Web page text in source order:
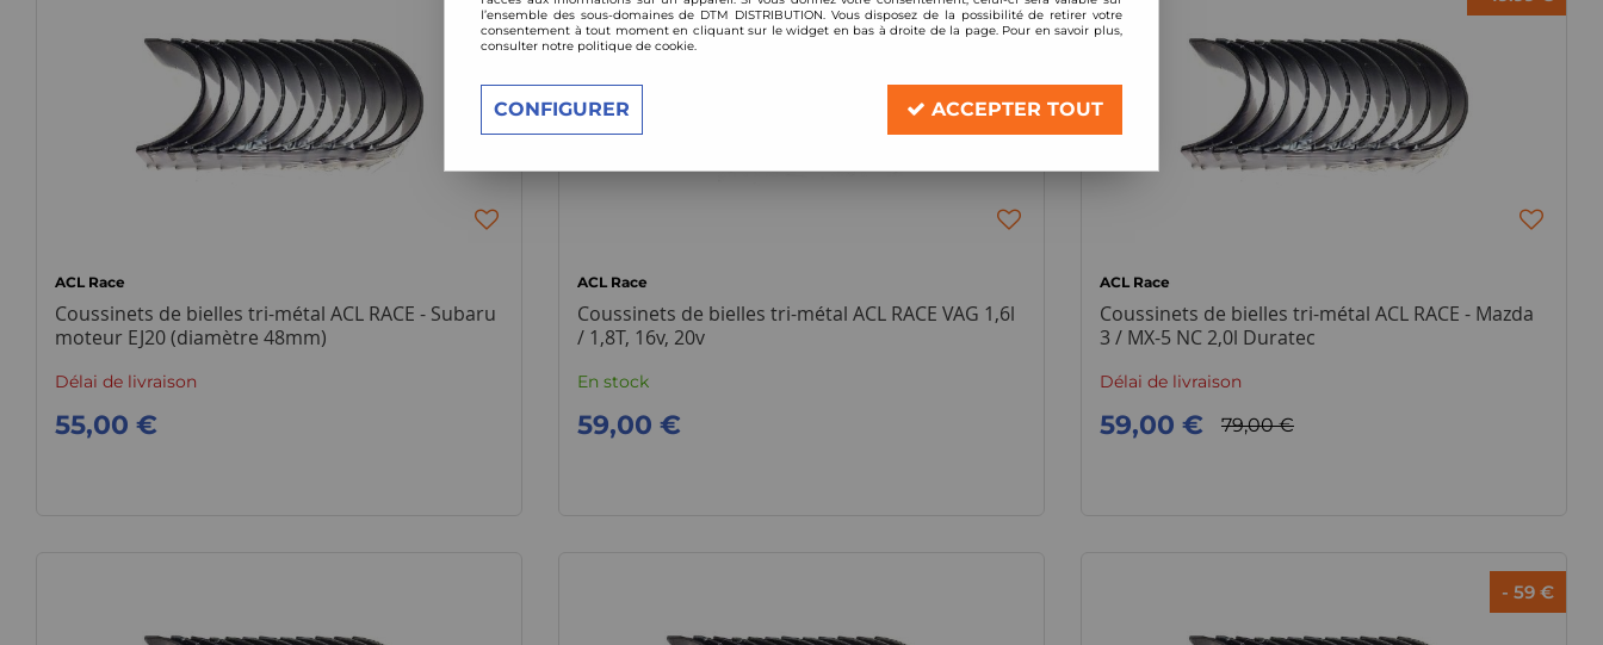
ACL Race
Coussinets de bielles tri-métal ACL RACE - Subaru
moteur EJ20 (diamètre 48mm)
Délai de livraison
55,00 €
ACL Race
Coussinets de bielles tri-métal ACL RACE VAG 1,6l
/ 1,8T, 16v, 20v
En stock
59,00 €
ACL Race
Coussinets de bielles tri-métal ACL RACE - Mazda
3 / MX-5 NC 2,0l Duratec
Délai de livraison
79,00 €
59,00 €
- 59 €
l’ensemble des sous-domaines de DTM DISTRIBUTION. Vous disposez de la possibilité de retirer votre
consentement à tout moment en cliquant sur le widget en bas à droite de la page. Pour en savoir plus,
consulter notre politique de cookie.
CONFIGURER ACCEPTER TOUT